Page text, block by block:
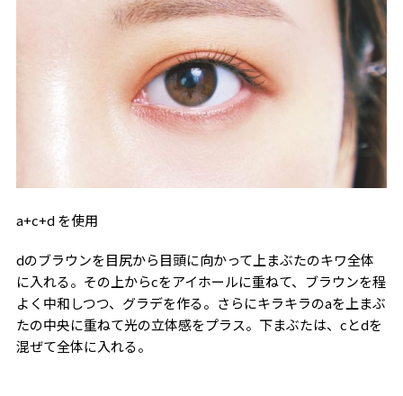
a+c+d を使用
dのブラウンを目尻から目頭に向かって上まぶたのキワ全体
に入れる。その上からcをアイホールに重ねて、ブラウンを程
よく中和しつつ、グラデを作る。さらにキラキラのaを上まぶ
たの中央に重ねて光の立体感をプラス。下まぶたは、cとdを
混ぜて全体に入れる。